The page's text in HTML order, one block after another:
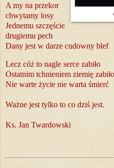
A my na przekor
chwytamy losy
Jednemu szczęście
drugiemu pech
Dany jest w darze cudowny blef
Lecz cóż to nagle serce zabiło
Ostatnim tchnieniem ziemię zabiło
Nie warte życie nie warta śmierć
Ważne jest tylko to co dziś jest.
Ks. Jan Twardowski